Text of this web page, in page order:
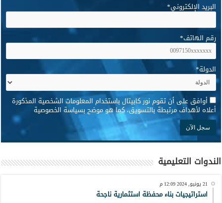
البريد الإلكتروني*
رقم الهاتف*
الدولة*
* أوافق على أن تقوم نور كابيتال باستخدام المعلومات الشخصية المذكورة
أعلاه لأهداف مرتبطة بالتسويق، كما هو موضح بسياسة الخصوصية
الندوات التعليمية
21 يونيو, 2024 12:09 م
استراتيجيات بناء محفظة استثمارية ناجحة